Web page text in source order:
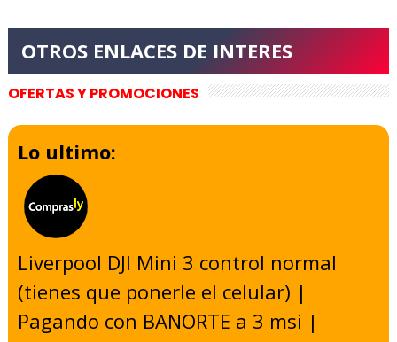
OFERTAS Y PROMOCIONES
Lo ultimo:
Liverpool DJI Mini 3 control normal
(tienes que ponerle el celular) |
Pagando con BANORTE a 3 msi |